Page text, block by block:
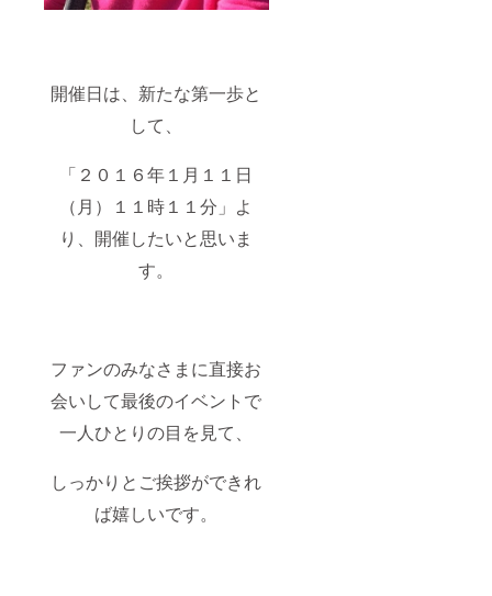
開催日は、新たな第一歩と
して、
「２０１６年１月１１日
（月）１１時１１分」よ
り、開催したいと思いま
す。
ファンのみなさまに直接お
会いして最後のイベントで
一人ひとりの目を見て、
しっかりとご挨拶ができれ
ば嬉しいです。